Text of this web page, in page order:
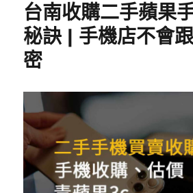
台南收購二手蘋果
秘訣 | 手機店不會
密